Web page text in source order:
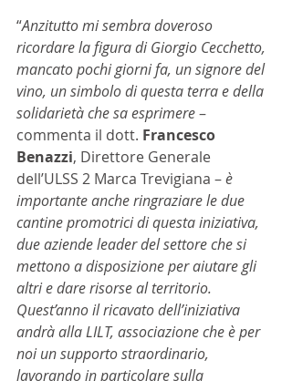
“Anzitutto mi sembra doveroso
ricordare la figura di Giorgio Cecchetto,
mancato pochi giorni fa, un signore del
vino, un simbolo di questa terra e della
solidarietà che sa esprimere –
commenta il dott. Francesco
Benazzi, Direttore Generale
dell’ULSS 2 Marca Trevigiana – è
importante anche ringraziare le due
cantine promotrici di questa iniziativa,
due aziende leader del settore che si
mettono a disposizione per aiutare gli
altri e dare risorse al territorio.
Quest’anno il ricavato dell’iniziativa
andrà alla LILT, associazione che è per
noi un supporto straordinario,
lavorando in particolare sulla